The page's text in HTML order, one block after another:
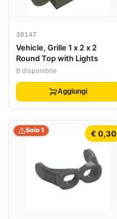
30147
Vehicle, Grille 1 x 2 x 2
Round Top with Lights
9 disponibile
Aggiungi
€ 0,30
Solo 1